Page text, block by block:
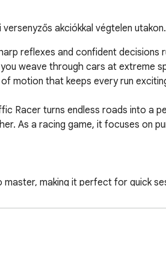
akciókkal végtelen utakon.
reflexes and confident decisions
weave through cars at extreme
motion that keeps every run
Racer turns endless roads into a
As a racing game, it focuses on
making it perfect for quick
game fits naturally among car
or a focused racing challenge, it